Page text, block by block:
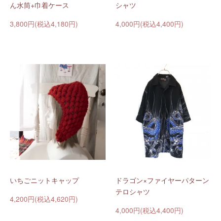
ん水筒+巾着ケース
3,800円(税込4,180円)
シャツ
4,000円(税込4,400円)
いちごニットキャップ
4,200円(税込4,620円)
ドラゴン×ファイヤーパターン
テロシャツ
4,000円(税込4,400円)